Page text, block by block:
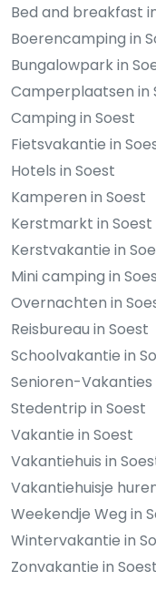
Bed and breakfast
Boerencamping in
Bungalowpark in
Camperplaatsen in
Camping in Soest
Fietsvakantie in
Hotels in Soest
Kamperen in Soest
Kerstmarkt in Soest
Kerstvakantie in
Mini camping in
Overnachten in
Reisbureau in Soest
Schoolvakantie in
Senioren-Vakanties
Stedentrip in Soest
Vakantie in Soest
Vakantiehuis in
Vakantiehuisje
Weekendje Weg in
Wintervakantie in
Zonvakantie in Soest